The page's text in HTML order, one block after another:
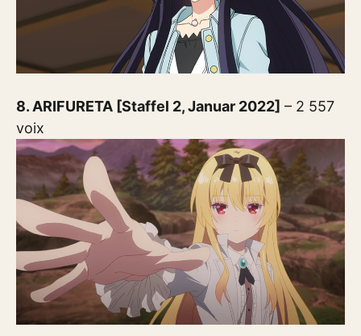
8. ARIFURETA [Staffel 2, Januar 2022] – 2 557
voix